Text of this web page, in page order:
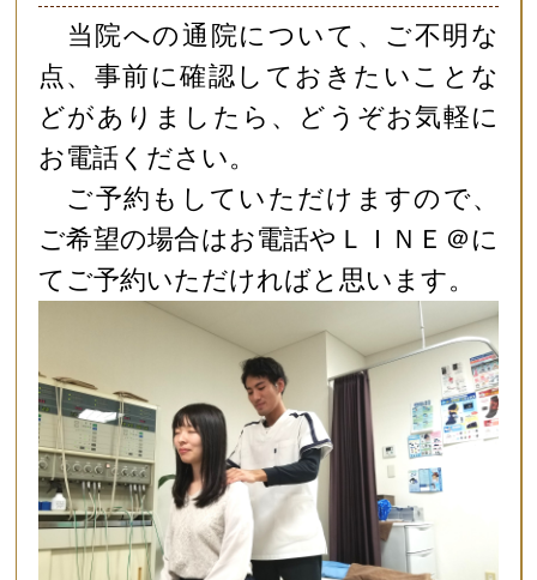
当院への通院について、ご不明な
点、事前に確認しておきたいことな
どがありましたら、どうぞお気軽に
お電話ください。
ご予約もしていただけますので、
ご希望の場合はお電話やＬＩＮＥ＠に
てご予約いただければと思います。